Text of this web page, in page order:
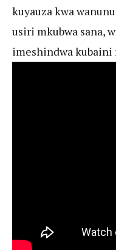
kuyauza kwa
usiri mkubwa sana,
imeshindwa kubaini